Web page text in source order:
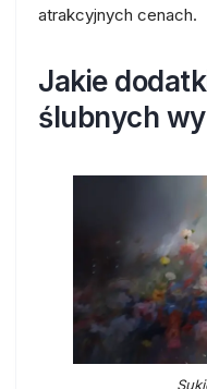
atrakcyjnych cenach.
Jakie
ślubnych